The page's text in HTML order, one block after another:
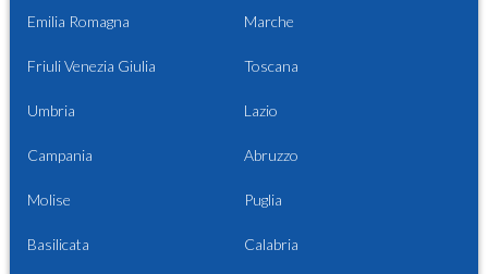
Emilia Romagna Marche
Friuli Venezia Giulia Toscana
Umbria Lazio
Campania Abruzzo
Molise Puglia
Basilicata Calabria